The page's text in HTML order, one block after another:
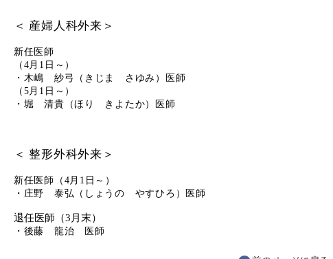
＜ 産婦人科外来＞
新任医師
（4月1日～）
・木嶋 紗弓（きじま さゆみ）医師
（5月1日～）
・堀 清貴（ほり きよたか）医師
＜ 整形外科外来＞
新任医師（4月1日～）
・庄野 泰弘（しょうの やすひろ）医師
退任医師（3月末）
・後藤 龍治 医師